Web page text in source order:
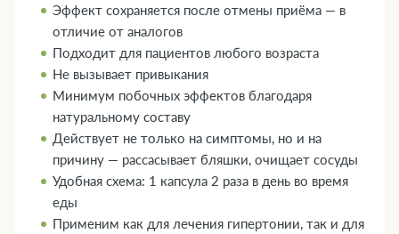
Эффект сохраняется после отмены приёма — в
отличие от аналогов
Подходит для пациентов любого возраста
Не вызывает привыкания
Минимум побочных эффектов благодаря
натуральному составу
Действует не только на симптомы, но и на
причину — рассасывает бляшки, очищает сосуды
Удобная схема: 1 капсула 2 раза в день во время
еды
Применим как для лечения гипертонии, так и для